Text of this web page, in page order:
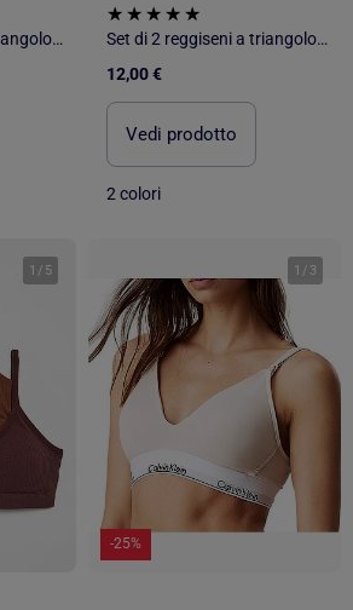
Set di 2 reggiseni a triangolo in costina
Set di 2 reggiseni a triangolo in costina
12,00 €
Vedi prodotto
2 colori
1 / 5 1 / 3
-25%